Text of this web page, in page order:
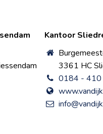
Kantoor
3361 HC
0184 - 410